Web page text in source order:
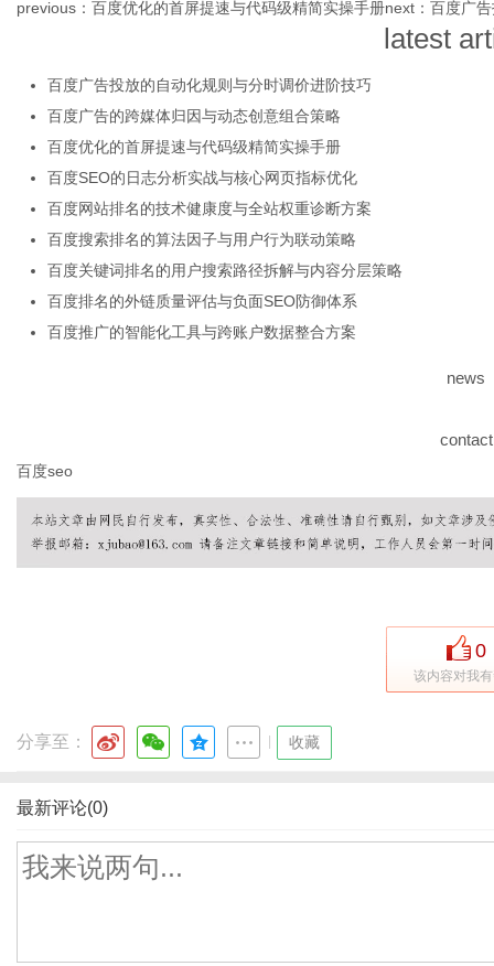
previous： 百度优化的首屏提速与代码级精简实操手册next： 百度广
latest
百度广告投放的自动化规则与分时调价进阶技巧
百度广告的跨媒体归因与动态创意组合策略
百度优化的首屏提速与代码级精简实操手册
百度SEO的日志分析实战与核心网页指标优化
百度网站排名的技术健康度与全站权重诊断方案
百度搜索排名的算法因子与用户行为联动策略
百度关键词排名的用户搜索路径拆解与内容分层策略
百度排名的外链质量评估与负面SEO防御体系
百度推广的智能化工具与跨账户数据整合方案
news
contact
百度seo
0
该内容对我
分享至： 收藏
最新评论(0)